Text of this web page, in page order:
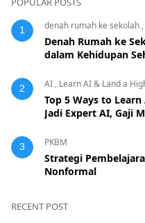
1 denah rumah ke sekolah ,
Denah Rumah ke
dalam Kehidupan
2 AI , Learn AI & Land a
Top 5 Ways to
Jadi Expert AI, Gaji
3 PKBM
Strategi
Nonformal
RECENT POST